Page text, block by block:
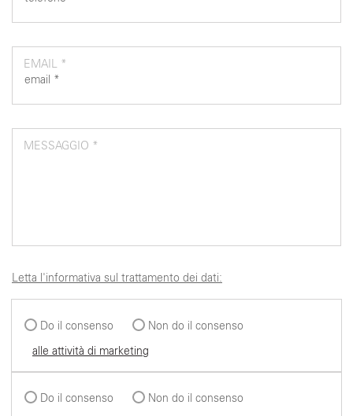
EMAIL *
MESSAGGIO *
Letta l'informativa sul trattamento dei dati:
Do il consenso
Non do il consenso
alle attività di marketing
Do il consenso
Non do il consenso